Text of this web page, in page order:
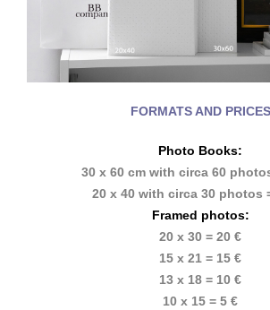
FORMATS AND PRICES
Photo Books:
30 x 60 cm with circa 60
20 x 40 with circa 30 photos
Framed photos:
20 x 30 = 20 €
15 x 21 = 15 €
13 x 18 = 10 €
10 x 15 = 5 €